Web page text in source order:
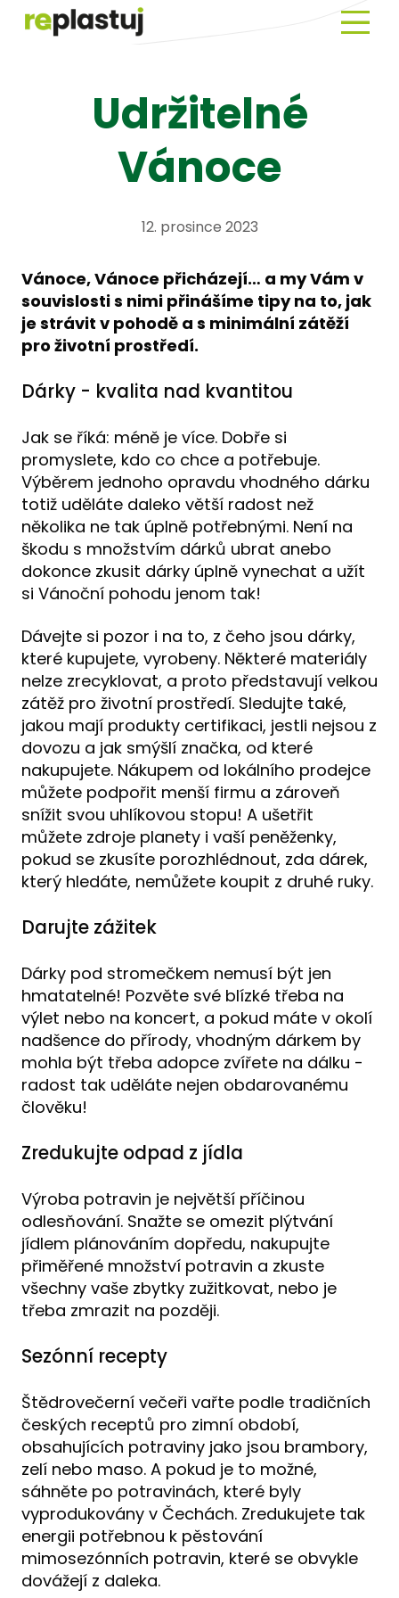
Menu
Udržitelné
Vánoce
12. prosince 2023
Vánoce, Vánoce přicházejí… a my Vám v
souvislosti s nimi přinášíme tipy na to, jak
je strávit v pohodě a s minimální zátěží
pro životní prostředí.
Dárky - kvalita nad kvantitou
Jak se říká: méně je více. Dobře si
promyslete, kdo co chce a potřebuje.
Výběrem jednoho opravdu vhodného dárku
totiž uděláte daleko větší radost než
několika ne tak úplně potřebnými. Není na
škodu s množstvím dárků ubrat anebo
dokonce zkusit dárky úplně vynechat a užít
si Vánoční pohodu jenom tak!
Dávejte si pozor i na to, z čeho jsou dárky,
které kupujete, vyrobeny. Některé materiály
nelze zrecyklovat, a proto představují velkou
zátěž pro životní prostředí. Sledujte také,
jakou mají produkty certifikaci, jestli nejsou z
dovozu a jak smýšlí značka, od které
nakupujete. Nákupem od lokálního prodejce
můžete podpořit menší firmu a zároveň
snížit svou uhlíkovou stopu! A ušetřit
můžete zdroje planety i vaší peněženky,
pokud se zkusíte porozhlédnout, zda dárek,
který hledáte, nemůžete koupit z druhé ruky.
Darujte zážitek
Dárky pod stromečkem nemusí být jen
hmatatelné! Pozvěte své blízké třeba na
výlet nebo na koncert, a pokud máte v okolí
nadšence do přírody, vhodným dárkem by
mohla být třeba adopce zvířete na dálku -
radost tak uděláte nejen obdarovanému
člověku!
Zredukujte odpad z jídla
Výroba potravin je největší příčinou
odlesňování. Snažte se omezit plýtvání
jídlem plánováním dopředu, nakupujte
přiměřené množství potravin a zkuste
všechny vaše zbytky zužitkovat, nebo je
třeba zmrazit na později.
Sezónní recepty
Štědrovečerní večeři vařte podle tradičních
českých receptů pro zimní období,
obsahujících potraviny jako jsou brambory,
zelí nebo maso. A pokud je to možné,
sáhněte po potravinách, které byly
vyprodukovány v Čechách. Zredukujete tak
energii potřebnou k pěstování
mimosezónních potravin, které se obvykle
dovážejí z daleka.